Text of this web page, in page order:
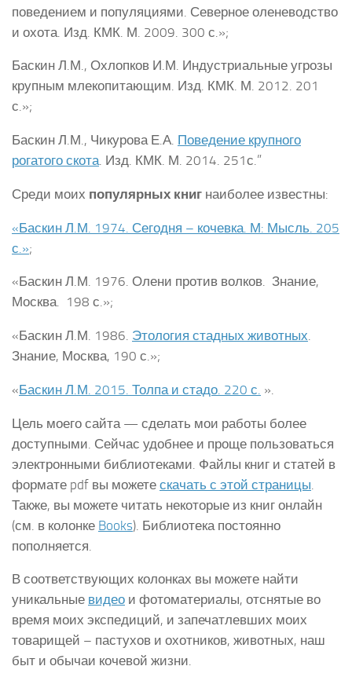
поведением и популяциями. Северное оленеводство
и охота. Изд. КМК. М. 2009. 300 с.»;
Баскин Л.М., Охлопков И.М. Индустриальные угрозы
крупным млекопитающим. Изд. КМК. М. 2012. 201
с.»;
Баскин Л.М., Чикурова Е.А. Поведение крупного
рогатого скота. Изд. КМК. М. 2014. 251с.”
Среди моих популярных книг наиболее известны:
«Баскин Л.М. 1974. Сегодня – кочевка. М: Мысль. 205
с.»;
«Баскин Л.М. 1976. Олени против волков. Знание,
Москва. 198 с.»;
«Баскин Л.М. 1986. Этология стадных животных.
Знание, Москва, 190 с.»;
«Баскин Л.М. 2015. Толпа и стадо. 220 с. ».
Цель моего сайта — сделать мои работы более
доступными. Сейчас удобнее и проще пользоваться
электронными библиотеками. Файлы книг и статей в
формате pdf вы можете скачать с этой страницы
Также, вы можете читать некоторые из книг онлайн
(см. в колонке Books). Библиотека постоянно
пополняется.
В соответствующих колонках вы можете найти
уникальные видео и фотоматериалы, отснятые во
время моих экспедиций, и запечатлевших моих
товарищей – пастухов и охотников, животных, наш
быт и обычаи кочевой жизни.